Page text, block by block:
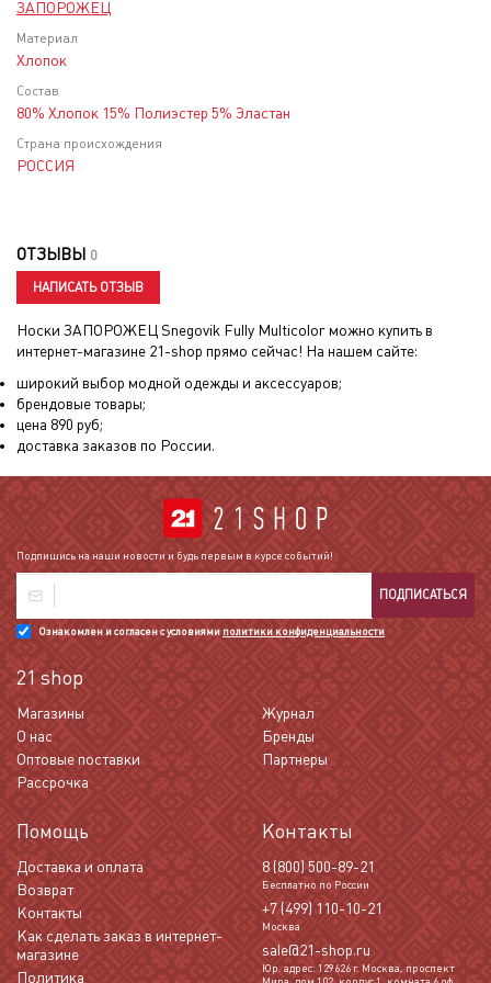
ЗАПОРОЖЕЦ
Материал
Хлопок
Состав
80% Хлопок 15% Полиэстер 5% Эластан
Страна происхождения
РОССИЯ
ОТЗЫВЫ 0
НАПИСАТЬ ОТЗЫВ
Носки ЗАПОРОЖЕЦ Snegovik Fully Multicolorможно купить в
интернет-магазине 21-shop прямо сейчас! На нашем сайте:
широкий выбор модной одежды и аксессуаров;
брендовые товары;
цена 890 руб;
доставка заказов по России.
Подпишись на наши новости и будь первым в курсе событий!
ПОДПИСАТЬСЯ
Ознакомлен и согласен с условиямиполитики конфиденциальности
21 shop
Магазины
Журнал
О нас
Бренды
Оптовые поставки
Партнеры
Рассрочка
Помощь
Доставка и оплата
Возврат
Контакты
Как сделать заказ в интернет-
магазине
Политика
Контакты
8 (800) 500-89-21
Бесплатно по России
+7 (499) 110-10-21
Москва
sale@21-shop.ru
Юр. адрес: 129626 г. Москва, проспект